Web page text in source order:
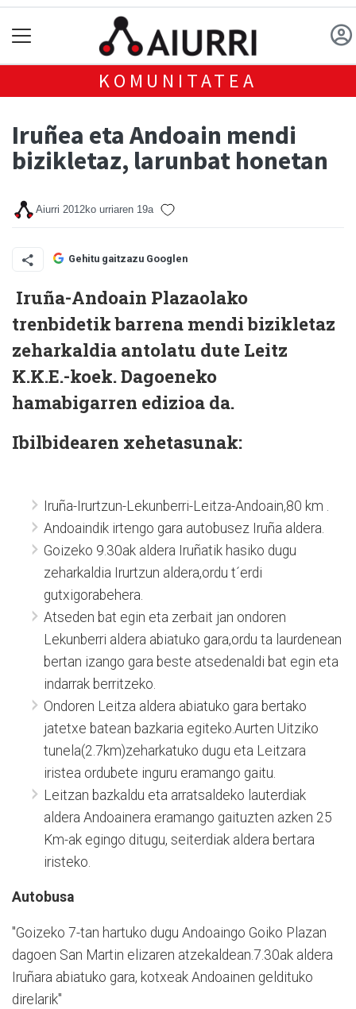
KOMUNITATEA
Iruñea eta Andoain mendi
bizikletaz, larunbat honetan
Aiurri 2012ko urriaren 19a
Gehitu gaitzazu Googlen
Iruña-Andoain Plazaolako
trenbidetik barrena mendi bizikletaz
zeharkaldia antolatu dute Leitz
K.K.E.-koek. Dagoeneko
hamabigarren edizioa da.
Ibilbidearen xehetasunak:
Iruña-Irurtzun-Lekunberri-Leitza-Andoain,80 km .
Andoaindik irtengo gara autobusez Iruña aldera.
Goizeko 9.30ak aldera Iruñatik hasiko dugu
zeharkaldia Irurtzun aldera,ordu t´erdi
gutxigorabehera.
Atseden bat egin eta zerbait jan ondoren
Lekunberri aldera abiatuko gara,ordu ta laurdenean
bertan izango gara beste atsedenaldi bat egin eta
indarrak berritzeko.
Ondoren Leitza aldera abiatuko gara bertako
jatetxe batean bazkaria egiteko.Aurten Uitziko
tunela(2.7km)zeharkatuko dugu eta Leitzara
iristea ordubete inguru eramango gaitu.
Leitzan bazkaldu eta arratsaldeko lauterdiak
aldera Andoainera eramango gaituzten azken 25
Km-ak egingo ditugu, seiterdiak aldera bertara
iristeko.
Autobusa
"Goizeko 7-tan hartuko dugu Andoaingo Goiko Plazan
dagoen San Martin elizaren atzekaldean.7.30ak aldera
Iruñara abiatuko gara, kotxeak Andoainen geldituko
direlarik"